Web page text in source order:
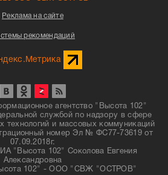
Реклама на сайте
рекомендаций
агентство "Высота 102"
службой по надзору в сфере
технологий и массовых коммуникаций
номер Эл № ФС77-73619 от
07.09.2018г.
"Высота 102" Соколова Евгения
Александровна
102" - ООО "СВЖ "ОСТРОВ"